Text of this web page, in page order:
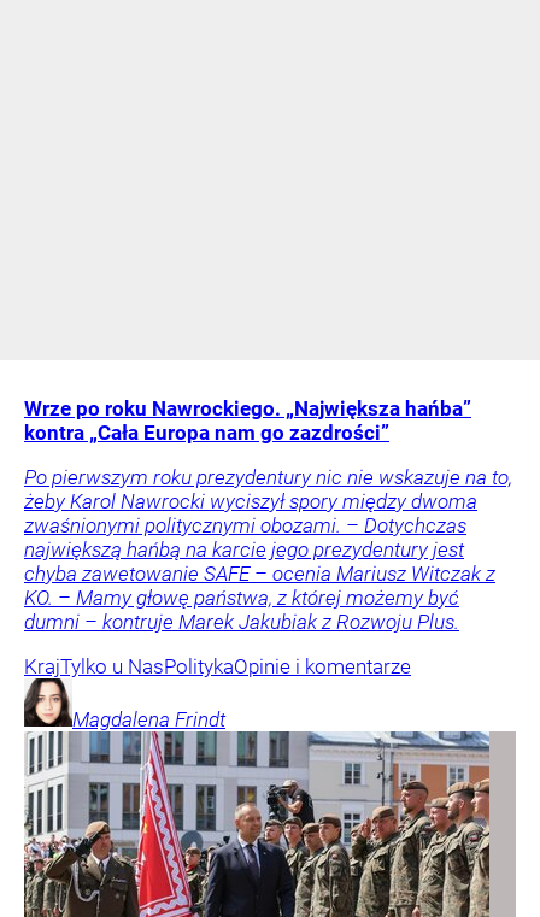
Wrze po roku Nawrockiego. „Największa hańba”
kontra „Cała Europa nam go zazdrości”
Po pierwszym roku prezydentury nic nie wskazuje na to,
żeby Karol Nawrocki wyciszył spory między dwoma
zwaśnionymi politycznymi obozami. – Dotychczas
największą hańbą na karcie jego prezydentury jest
chyba zawetowanie SAFE – ocenia Mariusz Witczak z
KO. – Mamy głowę państwa, z której możemy być
dumni – kontruje Marek Jakubiak z Rozwoju Plus.
KrajTylko u NasPolitykaOpinie i komentarze
Magdalena Frindt